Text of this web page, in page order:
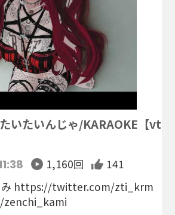
たいたいんじゃ/KARAOKE【vt
1,160回
141
み https://twitter.com/zti_krm